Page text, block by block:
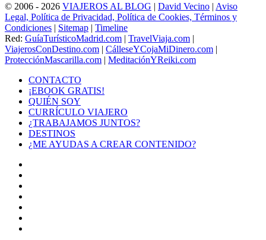
© 2006 - 2026 VIAJEROS AL BLOG | David Vecino | Aviso
Legal, Política de Privacidad, Política de Cookies, Términos y
Condiciones | Sitemap | Timeline
Red: GuíaTurísticoMadrid.com | TravelViaja.com |
ViajerosConDestino.com | CálleseYCojaMiDinero.com |
ProtecciónMascarilla.com | MeditaciónYReiki.com
CONTACTO
¡EBOOK GRATIS!
QUIÉN SOY
CURRÍCULO VIAJERO
¿TRABAJAMOS JUNTOS?
DESTINOS
¿ME AYUDAS A CREAR CONTENIDO?